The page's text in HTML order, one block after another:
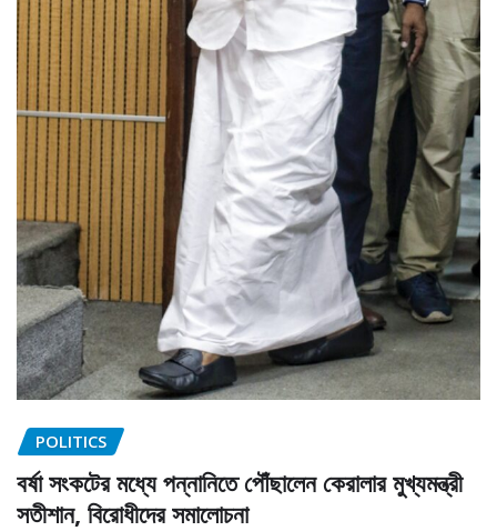
POLITICS
বর্ষা সংকটের মধ্যে পন্নানিতে পৌঁছালেন কেরালার মুখ্যমন্ত্রী
সতীশান, বিরোধীদের সমালোচনা